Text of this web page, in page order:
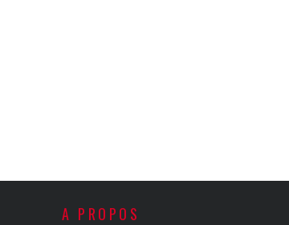
A PROPOS